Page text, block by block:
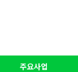
주요사업